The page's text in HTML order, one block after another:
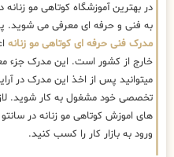
در بهترین آموزشگاه کوتاهی مو
به فنی و حرفه ای معرفی می شوید.
مدرک فنی حرفه ای کوتاهی مو زنانه
خارج از کشور است. این مدرک جزء
میتوانید پس از اخذ این مدرک در
تخصصی خود مشغول به کار شوید.
های اموزش کوتاهی مو زنانه در
ورود به بازار کار را کسب کنید.